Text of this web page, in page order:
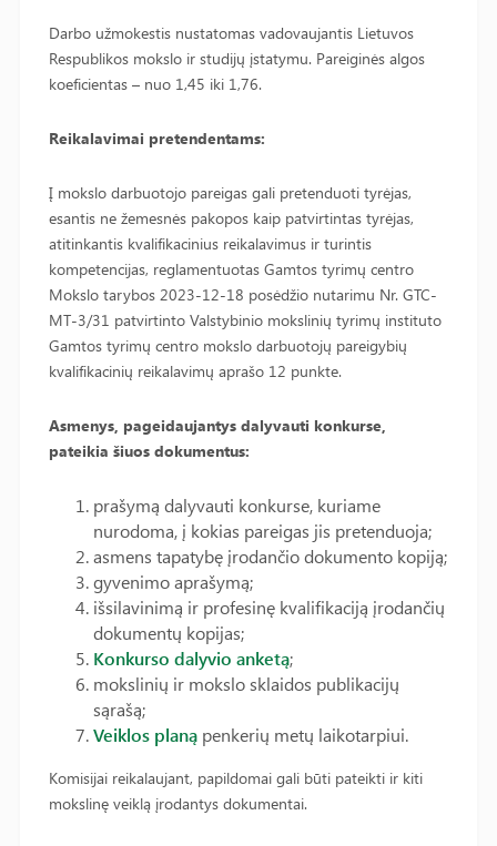
Darbo užmokestis nustatomas vadovaujantis Lietuvos
Respublikos mokslo ir studijų įstatymu. Pareiginės algos
koeficientas – nuo 1,45 iki 1,76.
Reikalavimai pretendentams:
Į mokslo darbuotojo pareigas gali pretenduoti tyrėjas,
esantis ne žemesnės pakopos kaip patvirtintas tyrėjas,
atitinkantis kvalifikacinius reikalavimus ir turintis
kompetencijas, reglamentuotas Gamtos tyrimų centro
Mokslo tarybos 2023-12-18 posėdžio nutarimu Nr. GTC-
MT-3/31 patvirtinto Valstybinio mokslinių tyrimų instituto
Gamtos tyrimų centro mokslo darbuotojų pareigybių
kvalifikacinių reikalavimų aprašo 12 punkte.
Asmenys, pageidaujantys dalyvauti konkurse,
pateikia šiuos dokumentus:
prašymą dalyvauti konkurse, kuriame
nurodoma, į kokias pareigas jis pretenduoja;
asmens tapatybę įrodančio dokumento kopiją;
gyvenimo aprašymą;
išsilavinimą ir profesinę kvalifikaciją įrodančių
dokumentų kopijas;
Konkurso dalyvio anketą;
mokslinių ir mokslo sklaidos publikacijų
sąrašą;
Veiklos planą penkerių metų laikotarpiui.
Komisijai reikalaujant, papildomai gali būti pateikti ir kiti
mokslinę veiklą įrodantys dokumentai.